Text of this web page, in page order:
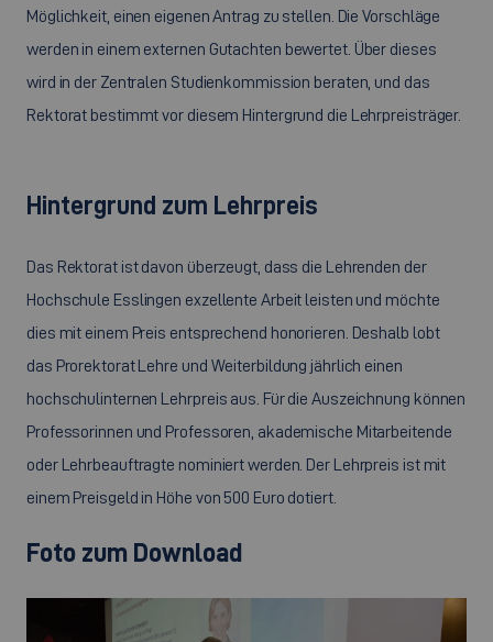
Möglichkeit, einen eigenen Antrag zu stellen. Die Vorschläge
werden in einem externen Gutachten bewertet. Über dieses
wird in der Zentralen Studienkommission beraten, und das
Rektorat bestimmt vor diesem Hintergrund die Lehrpreisträger.
Hintergrund zum Lehrpreis
Das Rektorat ist davon überzeugt, dass die Lehrenden der
Hochschule Esslingen exzellente Arbeit leisten und möchte
dies mit einem Preis entsprechend honorieren. Deshalb lobt
das Prorektorat Lehre und Weiterbildung jährlich einen
hochschulinternen Lehrpreis aus. Für die Auszeichnung können
Professorinnen und Professoren, akademische Mitarbeitende
oder Lehrbeauftragte nominiert werden. Der Lehrpreis ist mit
einem Preisgeld in Höhe von 500 Euro dotiert.
Foto zum Download